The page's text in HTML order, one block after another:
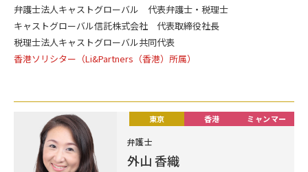
弁護士法人キャストグローバル 代表弁護士・税理士
キャストグローバル信託株式会社 代表取締役社長
税理士法人キャストグローバル共同代表
香港ソリシター（Li&Partners（香港）所属）
弁護士
外山 香織
東京 香港 ミャンマー